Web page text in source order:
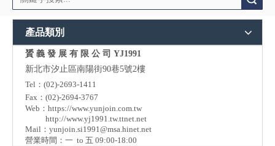
產品類別
贇 義 發 展 有 限 公 司 YJ1991
新北市汐止區南陽街90巷5號2樓
Tel：(02)-2693-1411
Fax：(02)-2694-3767
Web： https://www.yunjoin.com.tw
http://www.yj1991.tw.ttnet.net
Mail： yunjoin.si1991@msa.hinet.net
營業時間：一 to 五 09:00-18:00